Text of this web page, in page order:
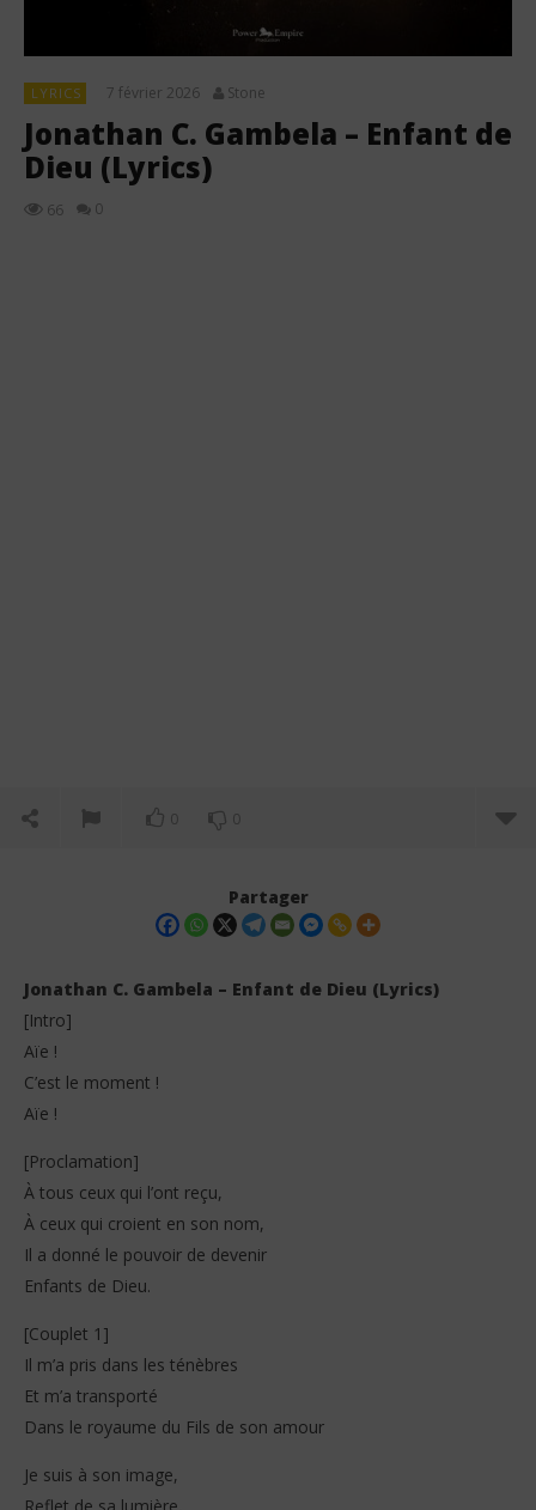
LYRICS 7 février 2026 Stone
Jonathan C. Gambela – Enfant de
Dieu (Lyrics)
66 0
0 0
Jonathan C. Gambela – Enfant de Dieu (Lyrics)
7
février
2026
Partager
Jonathan C. Gambela – Enfant de Dieu (Lyrics)
[Intro]
Aïe !
C’est le moment !
Aïe !
[Proclamation]
À tous ceux qui l’ont reçu,
À ceux qui croient en son nom,
Il a donné le pouvoir de devenir
Enfants de Dieu.
[Couplet 1]
Il m’a pris dans les ténèbres
Et m’a transporté
Dans le royaume du Fils de son amour
Je suis à son image,